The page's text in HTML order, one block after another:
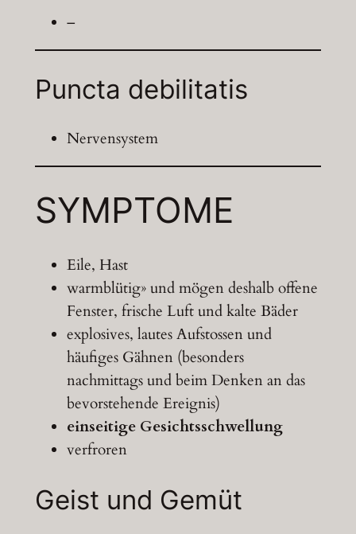
–
Puncta debilitatis
Nervensystem
SYMPTOME
Eile, Hast
warmblütig» und mögen deshalb offene
Fenster, frische Luft und kalte Bäder
explosives, lautes Aufstossen und
häufiges Gähnen (besonders
nachmittags und beim Denken an das
bevorstehende Ereignis)
einseitige Gesichtsschwellung
verfroren
Geist und Gemüt